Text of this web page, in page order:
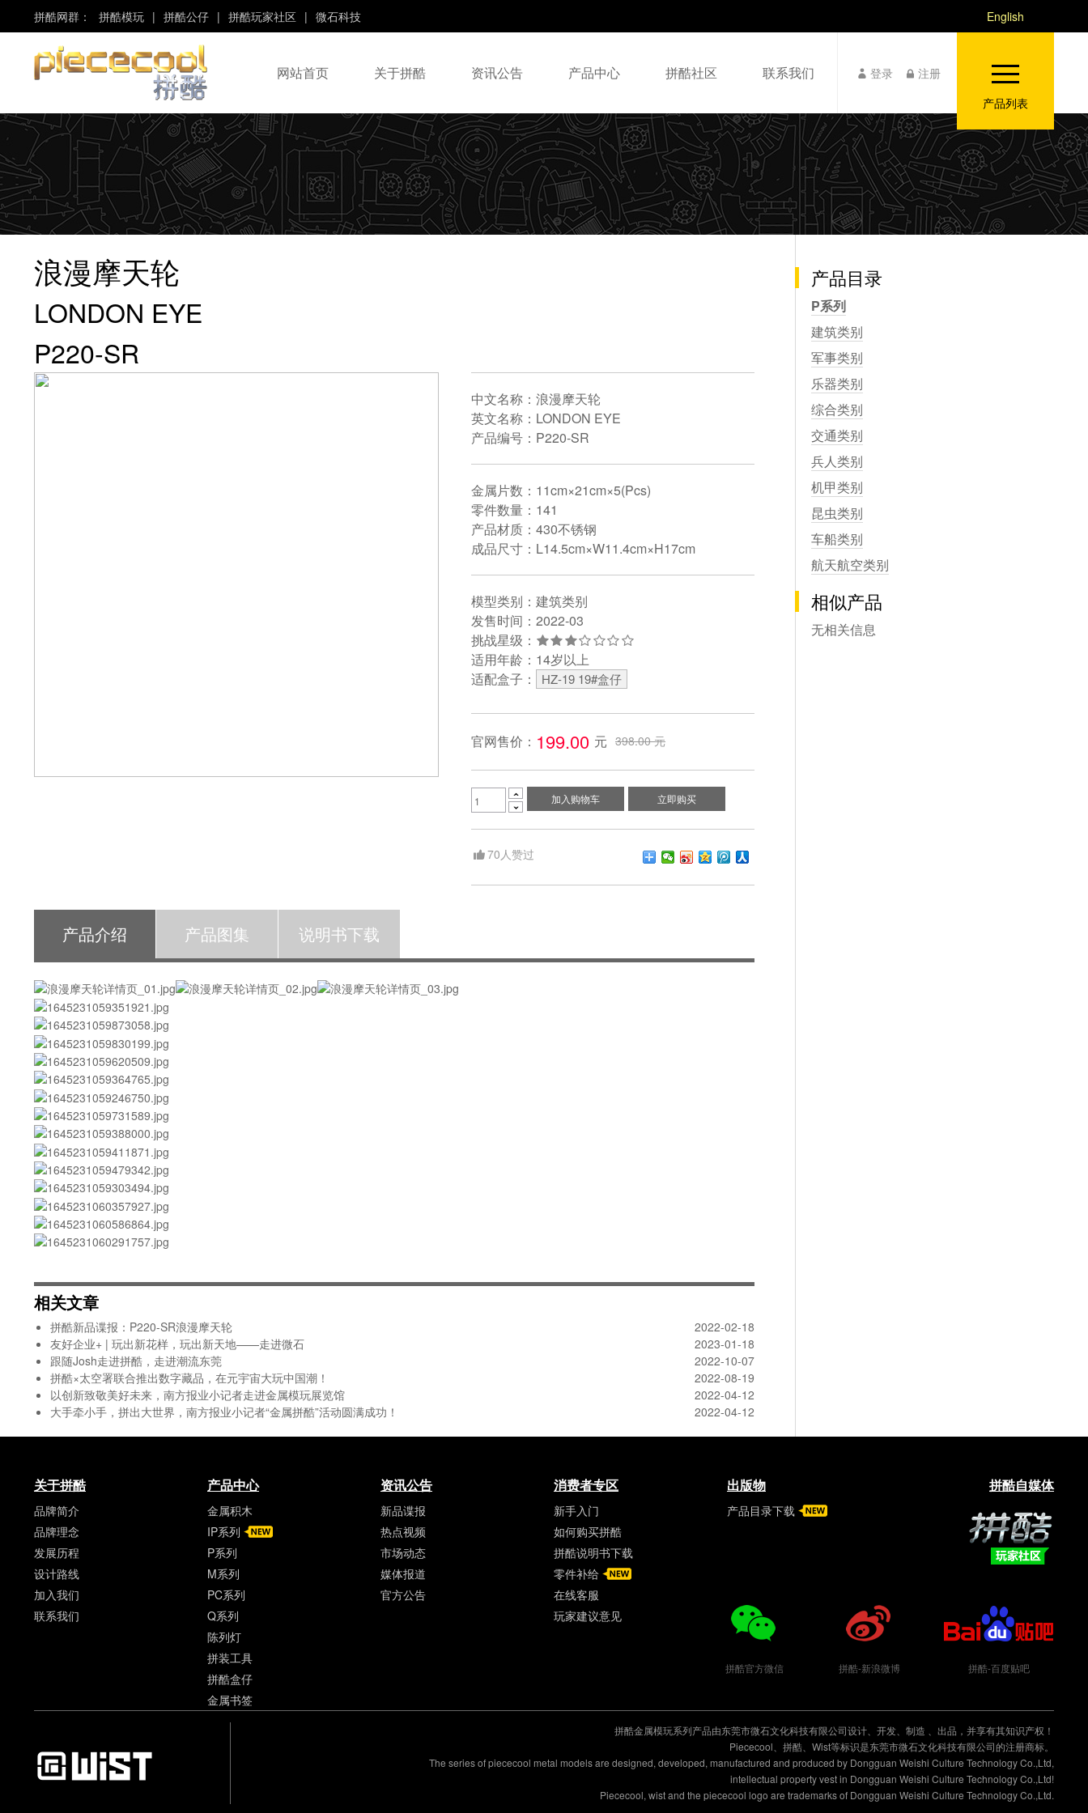
拼酷网群： 拼酷模玩 | 拼酷公仔 | 拼酷玩家社区 | 微石科技 English
“Piececool”、“拼酷”
是“微石科技”旗下品牌！
网站首页 关于拼酷 资讯公告 产品中心 拼酷社区 联系我们 登录
注册
产品列表
浪漫摩天轮
LONDON EYE
P220-SR
中文名称：浪漫摩天轮
英文名称：LONDON EYE
产品编号：P220-SR
金属片数：11cm×21cm×5(Pcs)
零件数量：141
产品材质：430不锈钢
成品尺寸：L14.5cm×W11.4cm×H17cm
模型类别：建筑类别
发售时间：2022-03
挑战星级：
适用年龄：14岁以上
适配盒子：
HZ-19 19#盒仔
官网售价： 199.00 元 398.00 元


加入购物车 立即购买
70 人赞过
产品介绍 产品图集 说明书下载
相关文章
2022-02-18
拼酷新品谍报：P220-SR浪漫摩天轮
2023-01-18
友好企业+ | 玩出新花样，玩出新天地——走进微石
2022-10-07
跟随Josh走进拼酷，走进潮流东莞
2022-08-19
拼酷×太空署联合推出数字藏品，在元宇宙大玩中国潮！
2022-04-12
以创新致敬美好未来，南方报业小记者走进金属模玩展览馆
2022-04-12
大手牵小手，拼出大世界，南方报业小记者“金属拼酷”活动圆满成功！
产品目录
P系列
建筑类别
军事类别
乐器类别
综合类别
交通类别
兵人类别
机甲类别
昆虫类别
车船类别
航天航空类别
相似产品
无相关信息
关于拼酷
品牌简介
品牌理念
发展历程
设计路线
加入我们
联系我们
产品中心
金属积木
IP系列
P系列
M系列
PC系列
Q系列
陈列灯
拼装工具
拼酷盒仔
金属书签
资讯公告
新品谍报
热点视频
市场动态
媒体报道
官方公告
消费者专区
新手入门
如何购买拼酷
拼酷说明书下载
零件补给
在线客服
玩家建议意见
出版物
产品目录下载
拼酷自媒体
拼酷-百度贴吧
拼酷-新浪微博
拼酷官方微信
拼酷金属模玩系列产品由东莞市微石文化科技有限公司设计、开发、制造 、出品，并享有其知识产权！
Piececool、拼酷、Wist等标识是东莞市微石文化科技有限公司的注册商标。
The series of piececool metal models are designed, developed, manufactured and produced by Dongguan Weishi Culture Technology Co.,Ltd,
intellectual property vest in Dongguan Weishi Culture Technology Co.,Ltd!
Piececool, wist and the piececool logo are trademarks of Dongguan Weishi Culture Technology Co.,Ltd.